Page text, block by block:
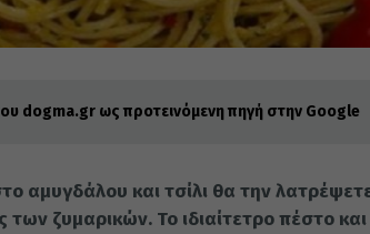
dogma.gr ως προτεινόμενη πηγή στην Google
αμυγδάλου και τσίλι θα την
των ζυμαρικών. Το ιδιαίτετρο πέστο